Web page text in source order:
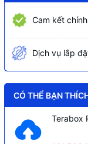
Nguồn cấp
Quản lý
Cam kết
Dịch vụ lắp
CÓ THỂ BẠN
Terabox